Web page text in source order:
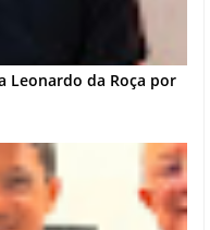
Leonardo da Roça por